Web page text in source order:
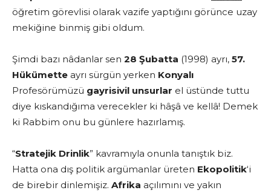
öğretim görevlisi olarak vazife yaptığını görünce uzay
mekiğine binmiş gibi oldum.
Şimdi bazı nâdanlar sen 28 Şubatta (1998) ayrı, 57.
Hükümette ayrı sürgün yerken Konyalı
Profesörümüzü gayrisivil unsurlar el üstünde tuttu
diye kıskandığıma verecekler ki hâşâ ve kellâ! Demek
ki Rabbim onu bu günlere hazırlamış.
“Stratejik Drinlik” kavramıyla onunla tanıştık biz.
Hatta ona dış politik argümanlar üreten Ekopolitik‘i
de birebir dinlemişiz. Afrika açılımını ve yakın